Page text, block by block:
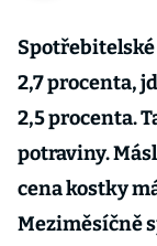
2,7 procenta,
2,5 procenta.
potraviny.
cena kostky
Meziměsíčně